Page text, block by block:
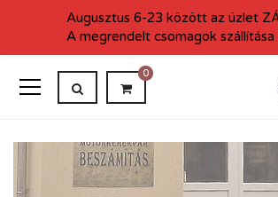
0
Augusztus 6-23 között az üzlet
A megrendelt csomagok szállítása